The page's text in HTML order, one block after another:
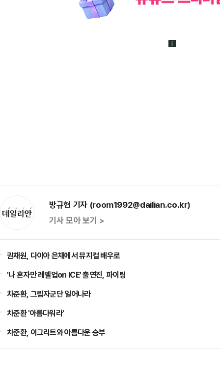
방규현 기자 (room1992@dailian.co.kr)
기사 모아 보기 >
권채원, 다이아 은채에서 뮤지컬 배우로
'나 혼자만 레벨업on ICE' 출연진, 파이팅
차준환, 그림자군단 일어나라
차준환 '아름다워라'
차준환, 이그리트와 아름다운 승부